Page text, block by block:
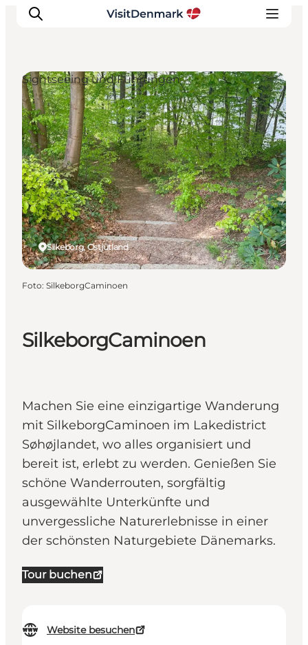
Inspiration
Regionen
Erlebnisse
Unterkünfte
Reiseplanung
SilkeborgCaminoen
Machen Sie eine einzigartige Wanderung
mit SilkeborgCaminoen im Lakedistrict
Søhøjlandet, wo alles organisiert und
bereit ist, erlebt zu werden. Genießen Sie
schöne Wanderrouten, sorgfältig
ausgewählte Unterkünfte und
unvergessliche Naturerlebnisse in einer
der schönsten Naturgebiete Dänemarks.
Tour buchen
Website besuchen
Silkeborg, Ostjütland
Sightseeing und Führungen
Foto: SilkeborgCaminoen